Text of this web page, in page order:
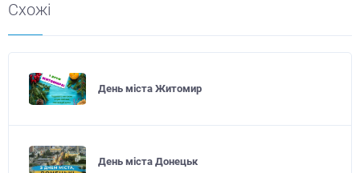
Схожі
День міста Житомир
День міста Донецьк